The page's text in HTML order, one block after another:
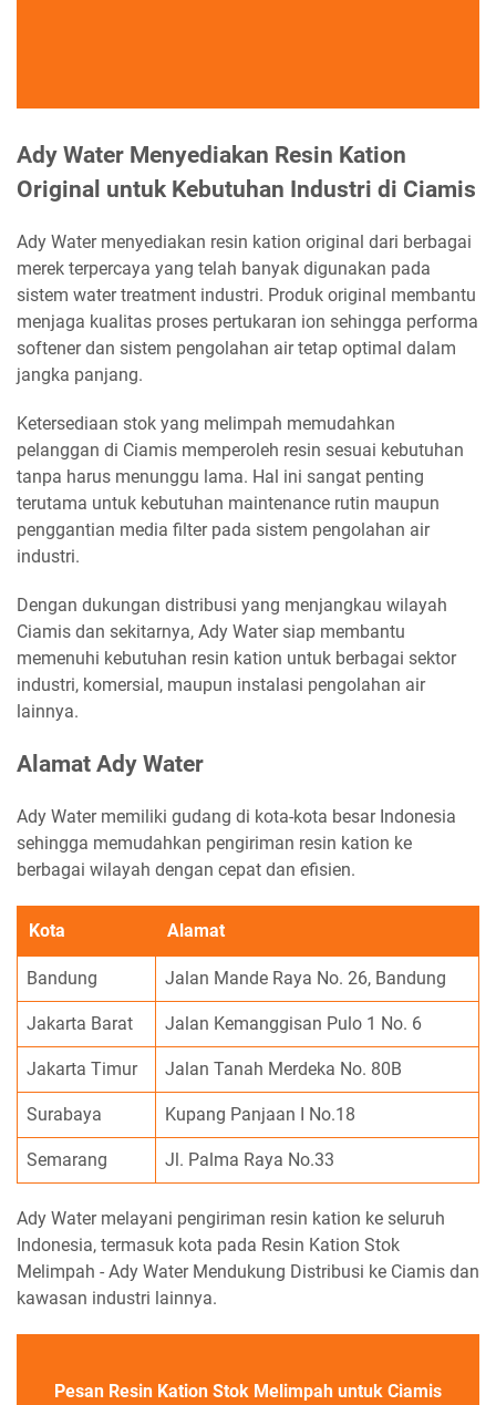
Ady Water Menyediakan Resin Kation
Original untuk Kebutuhan Industri di Ciamis
Ady Water menyediakan resin kation original dari berbagai
merek terpercaya yang telah banyak digunakan pada
sistem water treatment industri. Produk original membantu
menjaga kualitas proses pertukaran ion sehingga performa
softener dan sistem pengolahan air tetap optimal dalam
jangka panjang.
Ketersediaan stok yang melimpah memudahkan
pelanggan di Ciamis memperoleh resin sesuai kebutuhan
tanpa harus menunggu lama. Hal ini sangat penting
terutama untuk kebutuhan maintenance rutin maupun
penggantian media filter pada sistem pengolahan air
industri.
Dengan dukungan distribusi yang menjangkau wilayah
Ciamis dan sekitarnya, Ady Water siap membantu
memenuhi kebutuhan resin kation untuk berbagai sektor
industri, komersial, maupun instalasi pengolahan air
lainnya.
Alamat Ady Water
Ady Water memiliki gudang di kota-kota besar Indonesia
sehingga memudahkan pengiriman resin kation ke
berbagai wilayah dengan cepat dan efisien.
Kota Alamat
Bandung Jalan Mande Raya No. 26, Bandung
Jakarta Barat Jalan Kemanggisan Pulo 1 No. 6
Jakarta Timur Jalan Tanah Merdeka No. 80B
Surabaya Kupang Panjaan I No.18
Semarang Jl. Palma Raya No.33
Ady Water melayani pengiriman resin kation ke seluruh
Indonesia, termasuk kota pada Resin Kation Stok
Melimpah - Ady Water Mendukung Distribusi ke Ciamis dan
kawasan industri lainnya.
Pesan Resin Kation Stok Melimpah untuk Ciamis